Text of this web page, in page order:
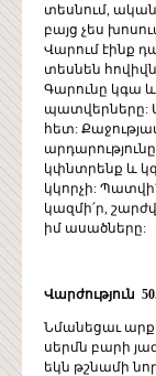
տեսնում,
բայց չես
Վարում էինք
տեսնեն
Գարունը կգա
պատվերները:
հետ:
կփնտրենք և
կկորչի:
կազմի՛ր,
իմ ասածները:
Վարժություն
Նմանեցաւ
սերմն բարի
եկն թշնամի